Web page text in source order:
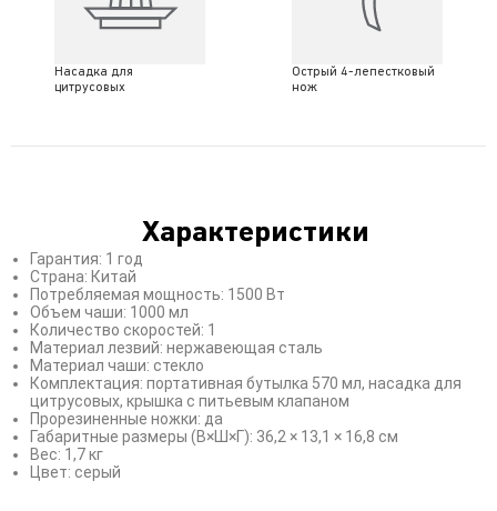
Насадка для
цитрусовых
Острый 4-лепестковый
нож
Характеристики
Гарантия: 1 год
Страна: Китай
Потребляемая мощность: 1500 Вт
Объем чаши: 1000 мл
Количество скоростей: 1
Материал лезвий: нержавеющая сталь
Материал чаши: стекло
Комплектация: портативная бутылка 570 мл, насадка для
цитрусовых, крышка с питьевым клапаном
Прорезиненные ножки: да
Габаритные размеры (В×Ш×Г): 36,2 × 13,1 × 16,8 см
Вес: 1,7 кг
Цвет: серый